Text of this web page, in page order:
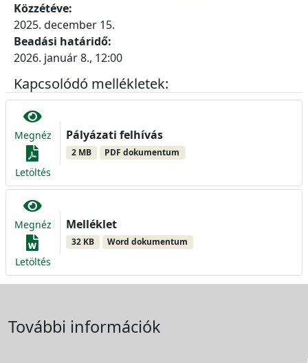
Közzétéve:
2025. december 15.
Beadási határidő:
2026. január 8., 12:00
Kapcsolódó mellékletek:
Megnéz
Letöltés
Pályázati felhívás
2 MB PDF dokumentum
Megnéz
Letöltés
Melléklet
32 KB Word dokumentum
További információk